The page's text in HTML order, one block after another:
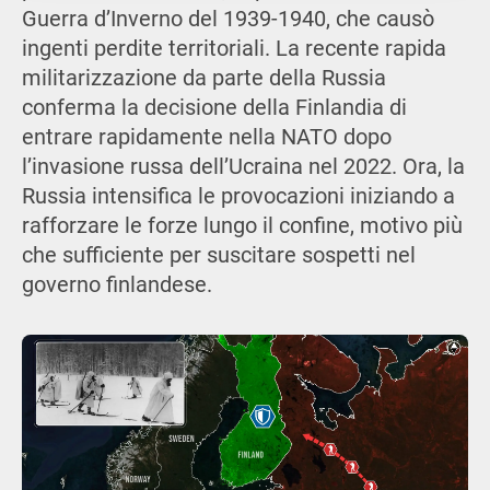
Guerra d’Inverno del 1939-1940, che causò
ingenti perdite territoriali. La recente rapida
militarizzazione da parte della Russia
conferma la decisione della Finlandia di
entrare rapidamente nella NATO dopo
l’invasione russa dell’Ucraina nel 2022. Ora, la
Russia intensifica le provocazioni iniziando a
rafforzare le forze lungo il confine, motivo più
che sufficiente per suscitare sospetti nel
governo finlandese.